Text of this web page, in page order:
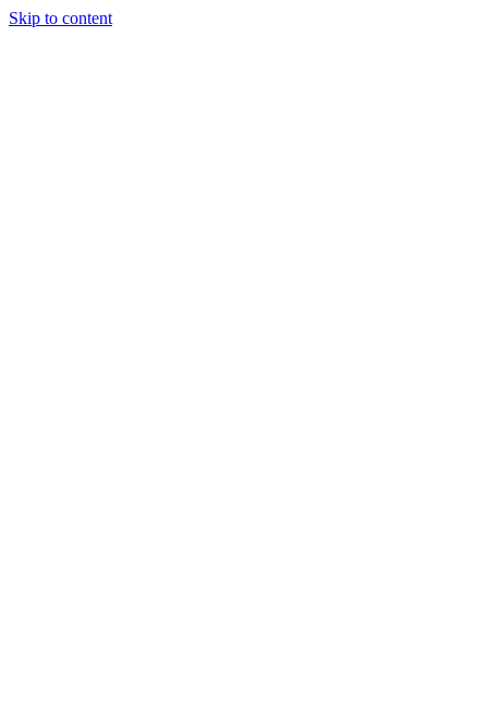
Skip to content